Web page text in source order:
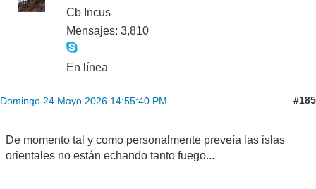
Cb Incus
Mensajes: 3,810
En línea
Domingo 24 Mayo 2026 14:55:40 PM #185
De momento tal y como personalmente preveía las islas
orientales no están echando tanto fuego...